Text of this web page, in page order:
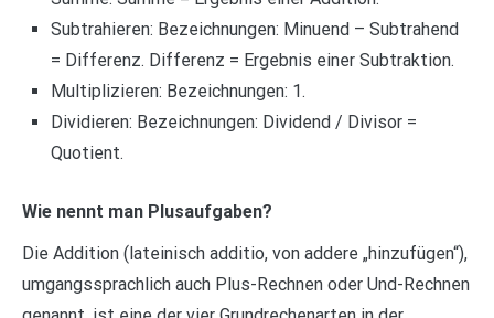
Subtrahieren: Bezeichnungen: Minuend – Subtrahend
= Differenz. Differenz = Ergebnis einer Subtraktion.
Multiplizieren: Bezeichnungen: 1.
Dividieren: Bezeichnungen: Dividend / Divisor =
Quotient.
Wie nennt man Plusaufgaben?
Die Addition (lateinisch additio, von addere „hinzufügen“),
umgangssprachlich auch Plus-Rechnen oder Und-Rechnen